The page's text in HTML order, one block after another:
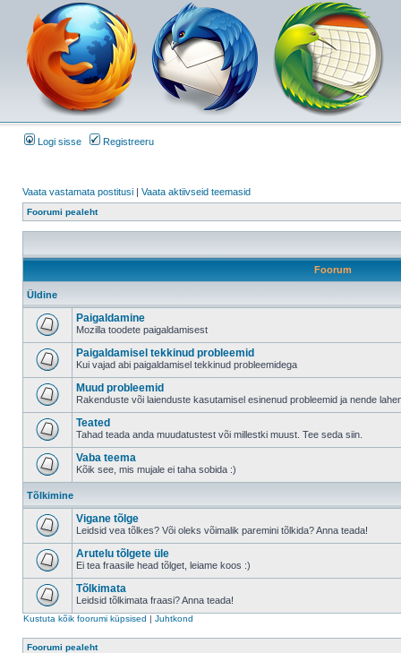
Logi sisse Registreeru
Vaata vastamata postitusi | Vaata aktiivseid teemasid
Foorumi pealeht
Foorum
Üldine
Paigaldamine
Mozilla toodete paigaldamisest
Paigaldamisel tekkinud probleemid
Kui vajad abi paigaldamisel tekkinud probleemidega
Muud probleemid
Rakenduste või laienduste kasutamisel esinenud probleemid ja nende
Teated
Tahad teada anda muudatustest või millestki muust. Tee seda siin.
Vaba teema
Kõik see, mis mujale ei taha sobida :)
Tõlkimine
Vigane tõlge
Leidsid vea tõlkes? Või oleks võimalik paremini tõlkida? Anna teada!
Arutelu tõlgete üle
Ei tea fraasile head tõlget, leiame koos :)
Tõlkimata
Leidsid tõlkimata fraasi? Anna teada!
Kustuta kõik foorumi küpsised | Juhtkond
Foorumi pealeht